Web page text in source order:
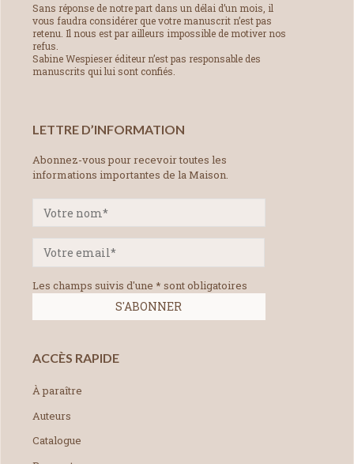
Sans réponse de notre part dans un délai d’un mois, il
vous faudra considérer que votre manuscrit n’est pas
retenu. Il nous est par ailleurs impossible de motiver nos
refus.
Sabine Wespieser éditeur n’est pas responsable des
manuscrits qui lui sont confiés.
LETTRE D’INFORMATION
Abonnez-vous pour recevoir toutes les
informations importantes de la Maison.
Les champs suivis d'une * sont obligatoires
ACCÈS RAPIDE
À paraître
Auteurs
Catalogue